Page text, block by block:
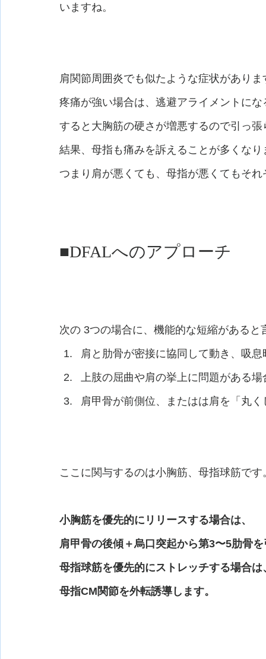
いますね。
肩関節周囲炎でも似たような症状がありま
疼痛が強い場合は、逃避アライメントに
すると大胸筋の硬さが増悪するので引っ
結果、母指も痛みを訴えることが多くなり
つまり肩が悪くても、母指が悪くてもそ
■DFALへのアプローチ
次の 3つの場合に、機能的な短縮があると
肩と肋骨が密接に協同して動き、吸
上肢の屈曲や肩の挙上に問題がある場
肩甲骨が前側位、またはは肩を「丸
ここに関与するのは小胸筋、母指球筋です
小胸筋を優先的にリリースする場合は、
肩甲骨の後傾＋烏口突起から第3〜5肋骨
母指球筋を優先的にストレッチする場合は
母指CM関節を外転誘導します。